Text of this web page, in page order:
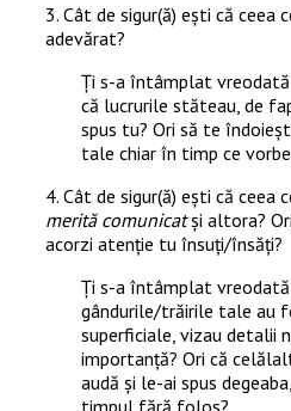
3. Cât de sigur(ă) ești că ceea
adevărat?
Ți s-a întâmplat vreodată
că lucrurile stăteau, de
spus tu? Ori să te
tale chiar în timp ce
4. Cât de sigur(ă) ești că ceea
merită comunicatși altora?
acorzi atenție tu însuți/însăți?
Ți s-a întâmplat vreodată
gândurile/trăirile tale au
superficiale, vizau detalii
importanță? Ori că
audă și le-ai spus
timpul fără folos?